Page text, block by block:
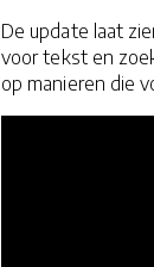
De update laat
voor tekst en
op manieren die